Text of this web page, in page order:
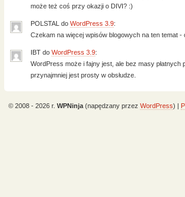
może też coś przy okazji o DIVI? :)
POLSTAL do WordPress 3.9:
Czekam na więcej wpisów blogowych na ten temat
IBT do WordPress 3.9:
WordPress może i fajny jest, ale bez masy płatnych
przynajmniej jest prosty w obsłudze.
© 2008 - 2026 r. WPNinja(napędzany przez WordPress) |